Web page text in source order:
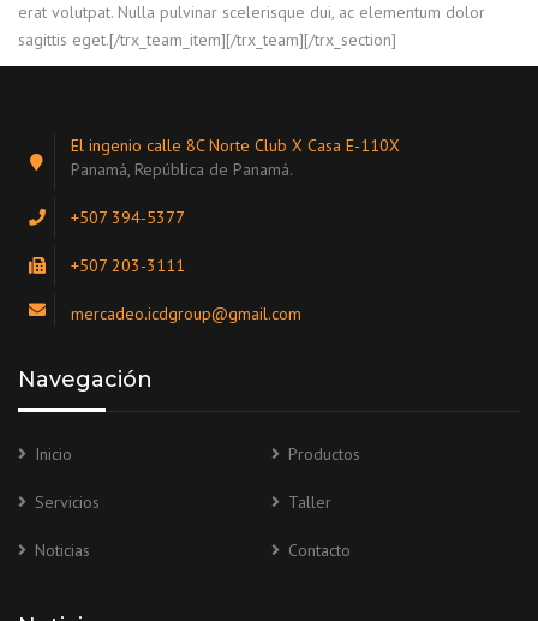
erat volutpat. Nulla pulvinar scelerisque dui, ac elementum dolor
sagittis eget.[/trx_team_item][/trx_team][/trx_section]
El ingenio calle 8C Norte Club X Casa E-110X
Panamá, República de Panamá.
+507 394-5377
+507 203-3111
mercadeo.icdgroup@gmail.com
Navegación
Inicio Productos
Servicios Taller
Noticias Contacto